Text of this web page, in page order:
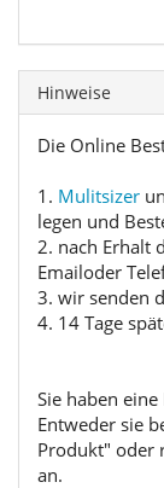
Hinweise
Die Online
1. Mulitsizer
legen und
2. nach Erhalt
Emailoder
3. wir senden
4. 14 Tage
Sie haben eine
Entweder sie
Produkt" oder
an.